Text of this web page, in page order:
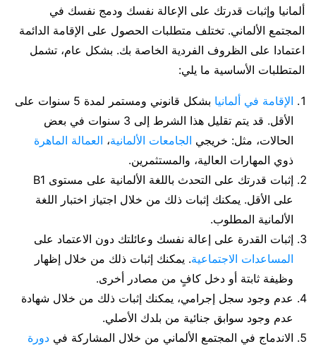
ألمانيا وإثبات قدرتك على الإعالة نفسك ودمج نفسك في
المجتمع الألماني. تختلف متطلبات الحصول على الإقامة الدائمة
اعتمادا على الظروف الفردية الخاصة بك. بشكل عام، تشمل
المتطلبات الأساسية ما يلي:
الإقامة في ألمانيا
بشكل قانوني ومستمر لمدة 5 سنوات على
الأقل. قد يتم تقليل هذا الشرط إلى 3 سنوات في بعض
الحالات، مثل: خريجي الجامعات الألمانية، العمالة الماهرة
ذوي المهارات العالية، والمستثمرين.
إثبات قدرتك على التحدث باللغة الألمانية على مستوى B1
على الأقل. يمكنك إثبات ذلك من خلال اجتياز اختبار اللغة
الألمانية المطلوب.
إثبات القدرة على إعالة نفسك وعائلتك دون الاعتماد على
المساعدات الاجتماعية. يمكنك إثبات ذلك من خلال إظهار
وظيفة ثابتة أو دخل كافٍ من مصادر أخرى.
عدم وجود سجل إجرامي، يمكنك إثبات ذلك من خلال شهادة
عدم وجود سوابق جنائية من بلدك الأصلي.
الاندماج في المجتمع الألماني من خلال المشاركة في دورة